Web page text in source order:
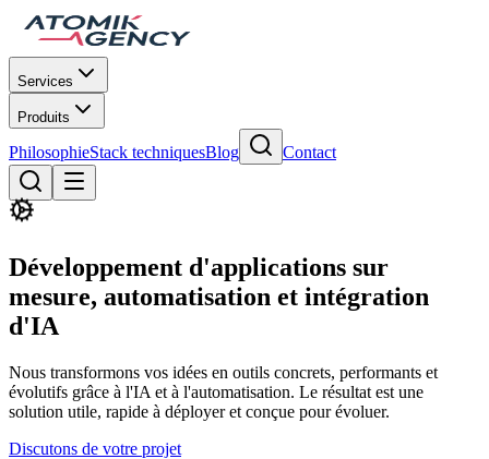
Services
Produits
PhilosophieStack techniquesBlog Contact
Développement d'applications sur
mesure, automatisation et intégration
d'IA
Nous transformons vos idées en outils concrets, performants et
évolutifs grâce à l'IA et à l'automatisation. Le résultat est une
solution utile, rapide à déployer et conçue pour évoluer.
Discutons de votre projet